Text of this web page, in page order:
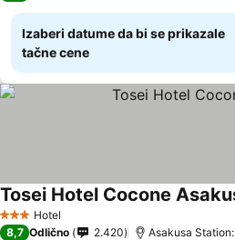
Izaberi datume da bi se prikazale
tačne cene
3 Zvezdice
Hotel
Tosei Hotel Cocone
8,7 Odlično 2.420 Asakusa